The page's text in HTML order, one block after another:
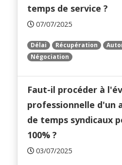
temps de service ?
07/07/2025
Délai Récupération
Négociation
Faut-il procéder à
professionnelle d'un
de temps syndicaux
100% ?
03/07/2025